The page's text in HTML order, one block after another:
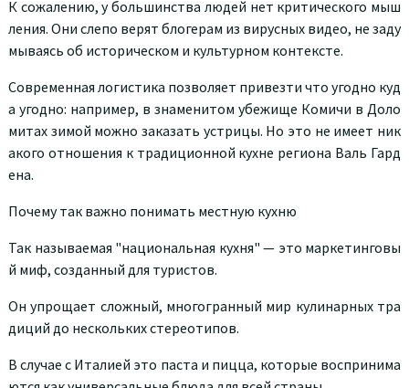
К сожалению, у большинства людей нет критического мыш
ления. Они слепо верят блогерам из вирусных видео, не заду
мываясь об историческом и культурном контексте.
Современная логистика позволяет привезти что угодно куд
а угодно: например, в знаменитом убежище Комичи в Доло
митах зимой можно заказать устрицы. Но это не имеет ник
акого отношения к традиционной кухне региона Валь Гард
ена.
Почему так важно понимать местную кухню
Так называемая "национальная кухня" — это маркетинговы
й миф, созданный для туристов.
Он упрощает сложный, многогранный мир кулинарных тра
диций до нескольких стереотипов.
В случае с Италией это паста и пицца, которые воспринима